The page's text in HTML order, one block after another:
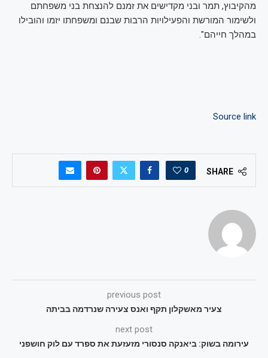
מהקיבוץ, תמר ובני מקדישים את זמנם להנצחת בני משפחתם
ולשימור המורשת והפעילויות הרבות שבנם ומשפחתו יזמו והובילו
במהלך חייהם".
Source link
SHARE
0
previous post
צעיר מאשקלון תקף ואנס צעירה שנרדמה בביתה
next post
עירומה בשוק: ביאנקה סנסורי מזעזעת את ספרד עם לוק חושפני